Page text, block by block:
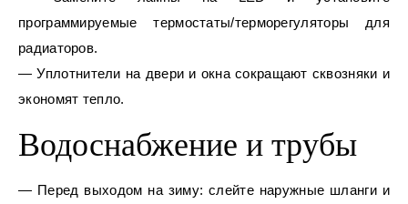
программируемые термостаты/терморегуляторы для
радиаторов.
— Уплотнители на двери и окна сокращают сквозняки и
экономят тепло.
Водоснабжение и трубы
— Перед выходом на зиму: слейте наружные шланги и